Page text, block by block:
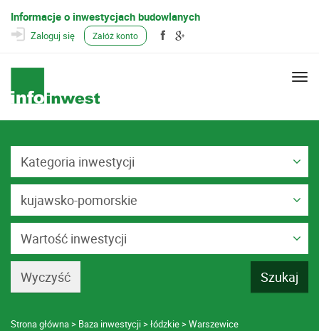
Informacje o inwestycjach budowlanych
Zaloguj się Załóż konto
Kategoria inwestycji
kujawsko-pomorskie
Wartość inwestycji
Strona główna Baza inwestycji łódzkie Warszewice